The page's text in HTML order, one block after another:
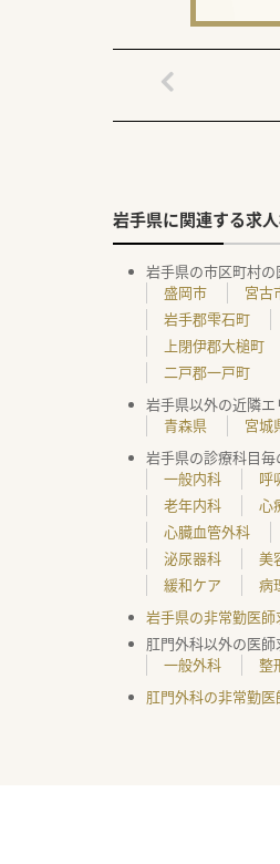
岩手県に関連する求
岩手県の市区町村の
盛岡市
宮古
岩手郡雫石町
上閉伊郡大槌町
二戸郡一戸町
岩手県以外の近隣エ
青森県
宮城
岩手県の診療科目毎
一般内科
呼
老年内科
心
心臓血管外科
泌尿器科
美
緩和ケア
病
岩手県の非常勤医師
肛門外科以外の医師
一般外科
整
肛門外科の非常勤